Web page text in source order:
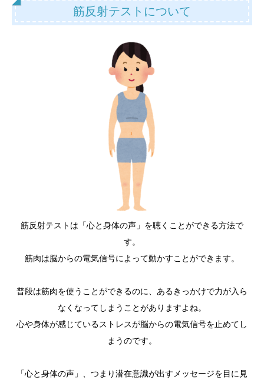
筋反射テストについて
筋反射テストは「心と身体の声」を聴くことができる方法で
す。
筋肉は脳からの電気信号によって動かすことができます。
普段は筋肉を使うことができるのに、あるきっかけで力が入ら
なくなってしまうことがありますよね。
心や身体が感じているストレスが脳からの電気信号を止めてし
まうのです。
「心と身体の声」、つまり潜在意識が出すメッセージを目に見